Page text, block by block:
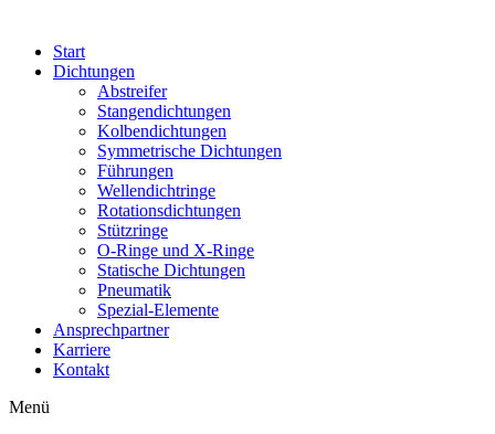
Start
Dichtungen
Abstreifer
Stangendichtungen
Kolbendichtungen
Symmetrische Dichtungen
Führungen
Wellendichtringe
Rotationsdichtungen
Stützringe
O-Ringe und X-Ringe
Statische Dichtungen
Pneumatik
Spezial-Elemente
Ansprechpartner
Karriere
Kontakt
Menü